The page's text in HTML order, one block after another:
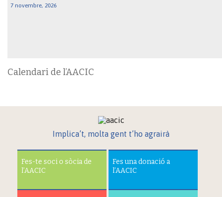
7 novembre, 2026
Calendari de l’AACIC
Implica’t, molta gent t’ho agrairà
Fes-te soci o sòcia de
l’AACIC
Fes una donació a
l’AACIC